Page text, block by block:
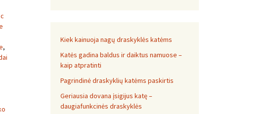
c
,
Kiek kainuoja nagų draskyklės katėms
Katės gadina baldus ir daiktus namuose –
kaip atpratinti
Pagrindinė draskyklių katėms paskirtis
Geriausia dovana įsigijus katę –
daugiafunkcinės draskyklės